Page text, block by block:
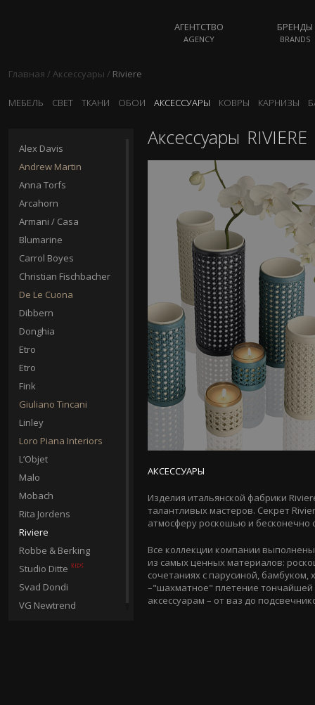
АГЕНТСТВО
AGENCY
БРЕНДЫ
BRANDS
Главная / Аксессуары / Riviere
МЕБЕЛЬ СВЕТ ТКАНИ ОБОИ АКСЕССУАРЫ КОВРЫ КАРНИЗЫ
Alex Davis
Andrew Martin
Anna Torfs
Arcahorn
Armani / Casa
Blumarine
Carrol Boyes
Christian Fischbacher
De Le Cuona
Dibbern
Donghia
Etro
Etro
Fink
Giuliano Tincani
Linley
Loro Piana Interiors
L’Objet
Malo
Mobach
Rita Jordens
Riviere
Robbe & Berking
Studio Ditte
Svad Dondi
VG Newtrend
Аксессуары RIVIERE
АКСЕССУАРЫ
Изделия итальянской фабрики
талантливых мастеров. Секрет
атмосферу роскошью и бесконечно
Все коллекции компании
из самых ценных материалов:
сочетаниях с парусиной,
–"шахматное" плетение тончайшей
аксессуарам – от ваз до